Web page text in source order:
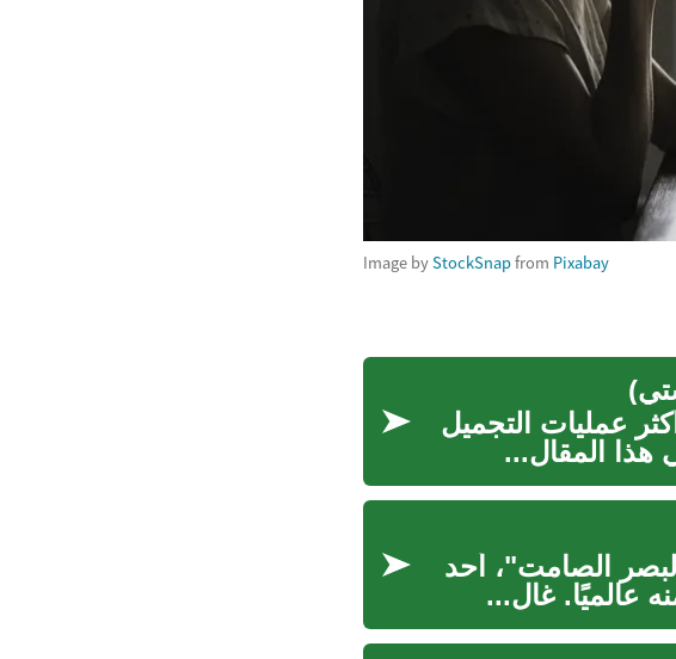
Image byStockSnapfrom Pixabay
عمليات التجميل
هذا المقال...
الصامت"، أحد
عالميًا. غال...